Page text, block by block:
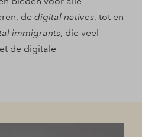
de digital natives, tot en
immigrants, die veel
de digitale